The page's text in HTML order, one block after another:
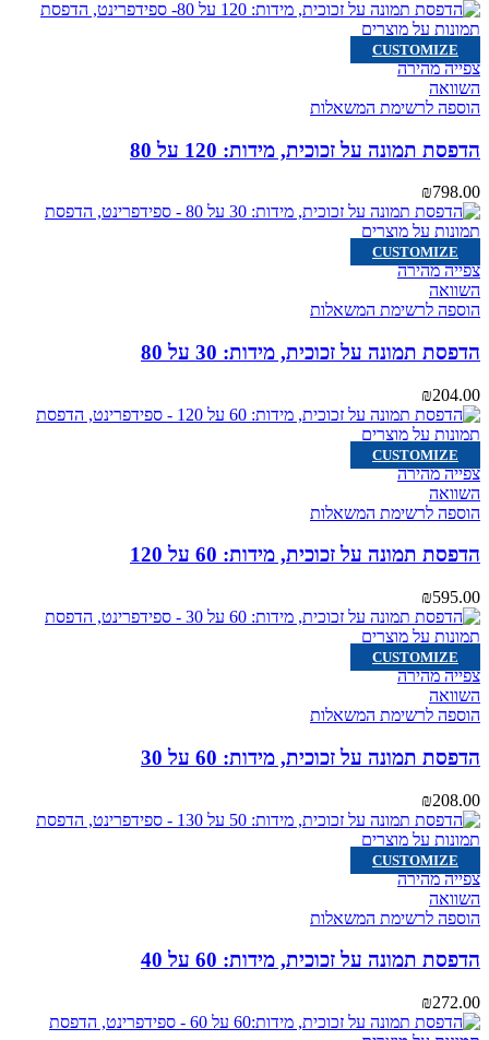
CUSTOMIZE
צפייה מהירה
השוואה
הוספה לרשימת המשאלות
הדפסת תמונה על זכוכית, מידות: 120 על 80
₪798.00
CUSTOMIZE
צפייה מהירה
השוואה
הוספה לרשימת המשאלות
הדפסת תמונה על זכוכית, מידות: 30 על 80
₪204.00
CUSTOMIZE
צפייה מהירה
השוואה
הוספה לרשימת המשאלות
הדפסת תמונה על זכוכית, מידות: 60 על 120
₪595.00
CUSTOMIZE
צפייה מהירה
השוואה
הוספה לרשימת המשאלות
הדפסת תמונה על זכוכית, מידות: 60 על 30
₪208.00
CUSTOMIZE
צפייה מהירה
השוואה
הוספה לרשימת המשאלות
הדפסת תמונה על זכוכית, מידות: 60 על 40
₪272.00